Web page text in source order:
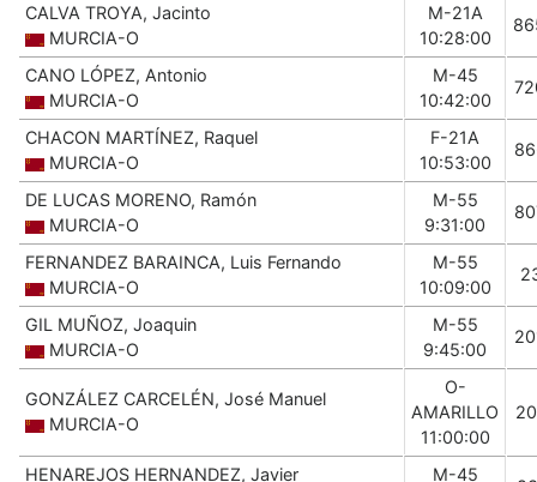
CALVA TROYA, Jacinto
MURCIA-O
M-21A
10:28:00
CANO LÓPEZ, Antonio
MURCIA-O
M-45
10:42:00
CHACON MARTÍNEZ, Raquel
MURCIA-O
F-21A
10:53:00
DE LUCAS MORENO, Ramón
MURCIA-O
M-55
9:31:00
FERNANDEZ BARAINCA, Luis Fernando
MURCIA-O
M-55
10:09:00
GIL MUÑOZ, Joaquin
MURCIA-O
M-55
9:45:00
GONZÁLEZ CARCELÉN, José Manuel
MURCIA-O
O-
AMARILLO
11:00:00
HENAREJOS HERNANDEZ, Javier M-45